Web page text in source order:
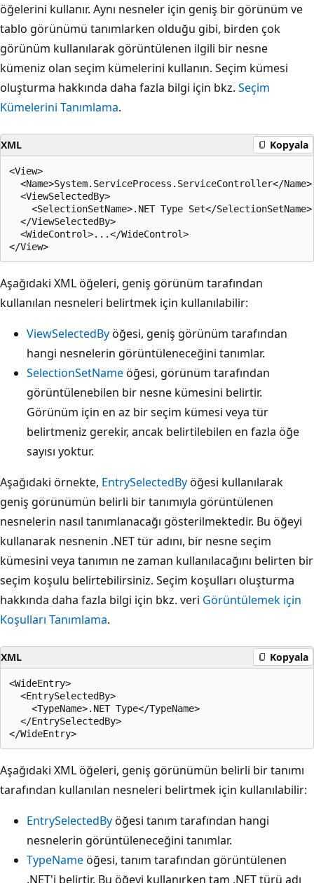
öğelerini kullanır. Aynı nesneler için geniş bir görünüm ve
tablo görünümü tanımlarken olduğu gibi, birden çok
görünüm kullanılarak görüntülenen ilgili bir nesne
kümeniz olan seçim kümelerini kullanın. Seçim kümesi
oluşturma hakkında daha fazla bilgi için bkz. Seçim
Kümelerini Tanımlama.
XML Kopyala
<View>
  <Name>System.ServiceProcess.ServiceController</Name>
  <ViewSelectedBy>
    <SelectionSetName>.NET Type Set</SelectionSetName>
  </ViewSelectedBy>
  <WideControl>...</WideControl>
Aşağıdaki XML öğeleri, geniş görünüm tarafından
kullanılan nesneleri belirtmek için kullanılabilir:
ViewSelectedByöğesi, geniş görünüm tarafından
hangi nesnelerin görüntüleneceğini tanımlar.
SelectionSetNameöğesi, görünüm tarafından
görüntülenebilen bir nesne kümesini belirtir.
Görünüm için en az bir seçim kümesi veya tür
belirtmeniz gerekir, ancak belirtilebilen en fazla öğe
sayısı yoktur.
Aşağıdaki örnekte, EntrySelectedByöğesi kullanılarak
geniş görünümün belirli bir tanımıyla görüntülenen
nesnelerin nasıl tanımlanacağı gösterilmektedir. Bu öğeyi
kullanarak nesnenin .NET tür adını, bir nesne seçim
kümesini veya tanımın ne zaman kullanılacağını belirten bir
seçim koşulu belirtebilirsiniz. Seçim koşulları oluşturma
hakkında daha fazla bilgi için bkz. veri Görüntülemek için
Koşulları Tanımlama.
XML Kopyala
<WideEntry>
  <EntrySelectedBy>
    <TypeName>.NET Type</TypeName>
  </EntrySelectedBy>
Aşağıdaki XML öğeleri, geniş görünümün belirli bir tanımı
tarafından kullanılan nesneleri belirtmek için kullanılabilir:
EntrySelectedByöğesi tanım tarafından hangi
nesnelerin görüntüleneceğini tanımlar.
TypeNameöğesi, tanım tarafından görüntülenen
.NET'i belirtir. Bu öğeyi kullanırken tam .NET türü adı